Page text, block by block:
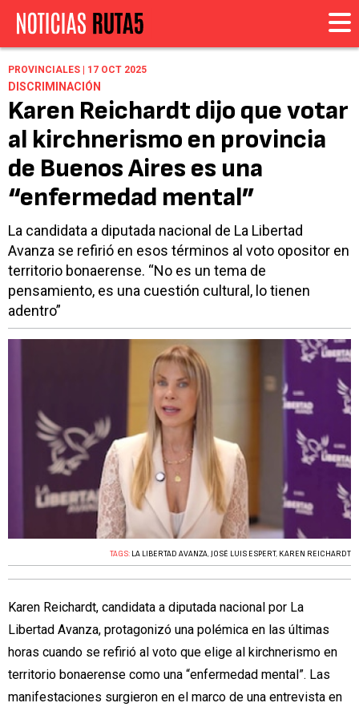
PROVINCIALES | 17 OCT 2025
DISCRIMINACIÓN
Karen Reichardt dijo que votar
al kirchnerismo en provincia
de Buenos Aires es una
“enfermedad mental”
La candidata a diputada nacional de La Libertad
Avanza se refirió en esos términos al voto opositor en
territorio bonaerense. “No es un tema de
pensamiento, es una cuestión cultural, lo tienen
adentro”
TAGS: LA LIBERTAD AVANZA,JOSÉ LUIS ESPERT, KAREN REICHARDT
Karen Reichardt, candidata a diputada nacional por La
Libertad Avanza, protagonizó una polémica en las últimas
horas cuando se refirió al voto que elige al kirchnerismo en
territorio bonaerense como una “enfermedad mental”. Las
manifestaciones surgieron en el marco de una entrevista en